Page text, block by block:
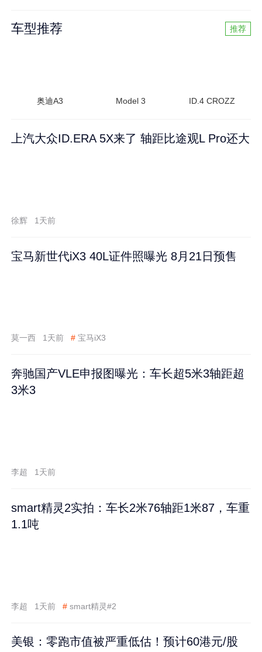
车型推荐 推荐
奥迪A3 Model 3 ID.4 CROZZ
上汽大众ID.ERA 5X来了 轴距比途观L Pro还大
徐辉 1天前
宝马新世代iX3 40L证件照曝光 8月21日预售
莫一西 1天前 # 宝马iX3
奔驰国产VLE申报图曝光：车长超5米3轴距超
3米3
李超 1天前
smart精灵2实拍：车长2米76轴距1米87，车重
1.1吨
李超 1天前 # smart精灵#2
美银：零跑市值被严重低估！预计60港元/股